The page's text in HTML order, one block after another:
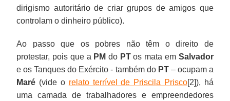
dirigismo autoritário de criar grupos de amigos que
controlam o dinheiro público).
Ao passo que os pobres não têm o direito de
protestar, pois que a PM do PTos mata em Salvador
e os Tanques do Exército - também do PT– ocupam a
Maré (vide o relato terrível de Priscila Prisco[2]), há
uma camada de trabalhadores e empreendedores